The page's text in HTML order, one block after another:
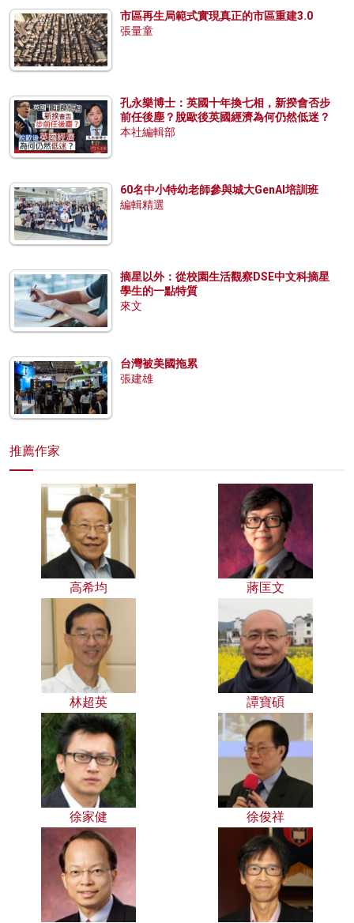
市區再生局範式實現真正的市區重建3.0
張量童
孔永樂博士：英國十年換七相，新揆會否步
前任後塵？脫歐後英國經濟為何仍然低迷？
本社編輯部
60名中小特幼老師參與城大GenAI培訓班
編輯精選
摘星以外：從校園生活觀察DSE中文科摘星
學生的一點特質
來文
台灣被美國拖累
張建雄
推薦作家
高希均 蔣匡文
林超英 譚寶碩
徐家健 徐俊祥